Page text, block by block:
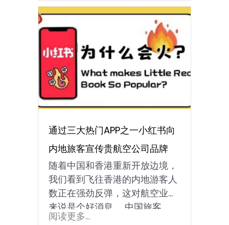
通过三大热门APP之一小红书向
内地旅客宣传贵航空公司品牌
随着中国和香港重新开放边境，
我们看到飞往香港的内地游客人
数正在强劲反弹，这对航空业务
来说是个好消息。 中国旅客…
阅读更多...